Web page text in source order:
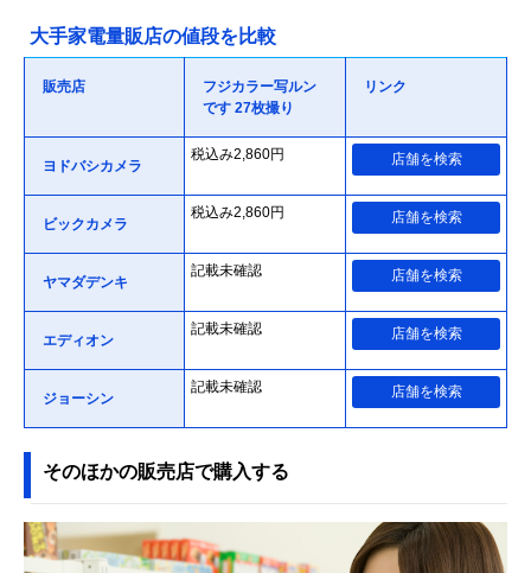
大手家電量販店の値段を比較
販売店
フジカラー写ルン
です 27枚撮り
リンク
ヨドバシカメラ
税込み2,860円 店舗を検索
ビックカメラ
税込み2,860円 店舗を検索
ヤマダデンキ
記載未確認 店舗を検索
エディオン
記載未確認 店舗を検索
ジョーシン
記載未確認 店舗を検索
そのほかの販売店で購入する